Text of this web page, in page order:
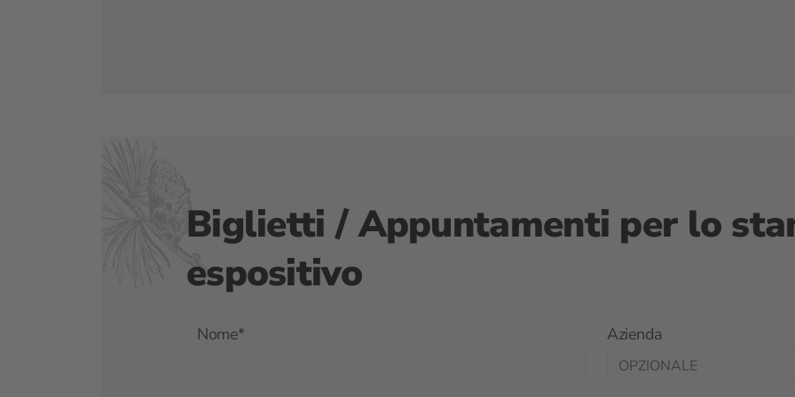
Biglietti / Appuntamenti per lo
espositivo
Nome* Azienda